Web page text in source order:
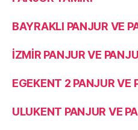
BAYRAKLI PANJUR VE
İZMİR PANJUR VE
EGEKENT 2 PANJUR VE
ULUKENT PANJUR VE